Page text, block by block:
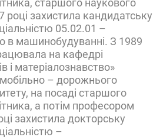
старшого наукового
році захистила кандидатську
05.02.01 –
в машинобудуванні. З 1989
на кафедрі
і матеріалознавство»
– дорожнього
на посаді старшого
а потім професором
захистила докторську
–